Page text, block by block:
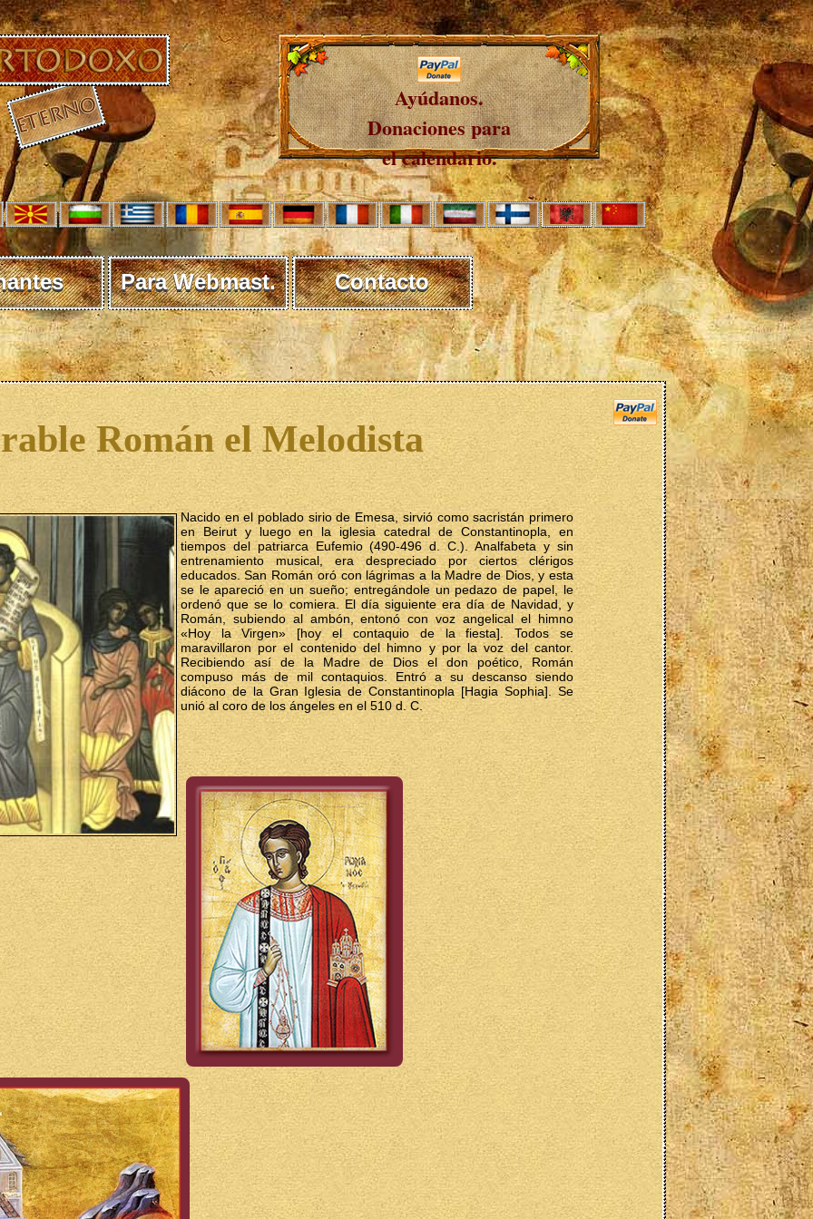
Ayúdanos.
Donaciones para
el calendario.
Para Webmast. Contacto
Román el Melodista
Nacido en el poblado sirio de Emesa, sirvió como sacristán primero
en Beirut y luego en la iglesia catedral de Constantinopla, en
tiempos del patriarca Eufemio (490-496 d. C.). Analfabeta y sin
entrenamiento musical, era despreciado por ciertos clérigos
educados. San Román oró con lágrimas a la Madre de Dios, y esta
se le apareció en un sueño; entregándole un pedazo de papel, le
ordenó que se lo comiera. El día siguiente era día de Navidad, y
Román, subiendo al ambón, entonó con voz angelical el himno
«Hoy la Virgen» [hoy el contaquio de la fiesta]. Todos se
maravillaron por el contenido del himno y por la voz del cantor.
Recibiendo así de la Madre de Dios el don poético, Román
compuso más de mil contaquios. Entró a su descanso siendo
diácono de la Gran Iglesia de Constantinopla [Hagia Sophia]. Se
unió al coro de los ángeles en el 510 d. C.